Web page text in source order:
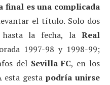
final es una complicada
el título. Solo dos
hasta la fecha, la Real
1997-98 y 1998-99;
del Sevilla FC, en los
esta gestapodría unirse